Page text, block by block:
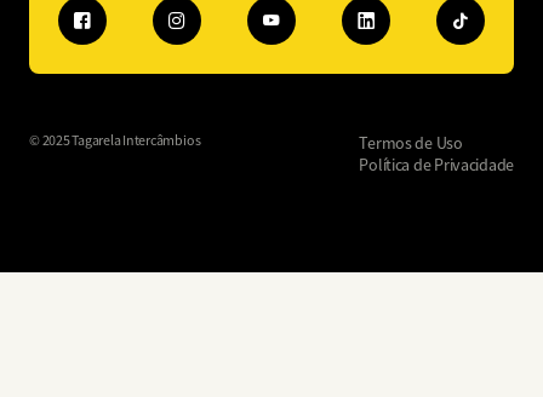
© 2025 Tagarela Intercâmbios
Termos de Uso
Política de Privacidade